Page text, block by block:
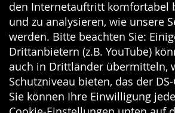
den Internetauftritt komfortabel
und zu analysieren, wie unsere
werden. Bitte beachten Sie:
Drittanbietern (z.B. YouTube)
auch in Drittländer übermitteln,
Schutzniveau bieten, das der
Sie können Ihre Einwilligung